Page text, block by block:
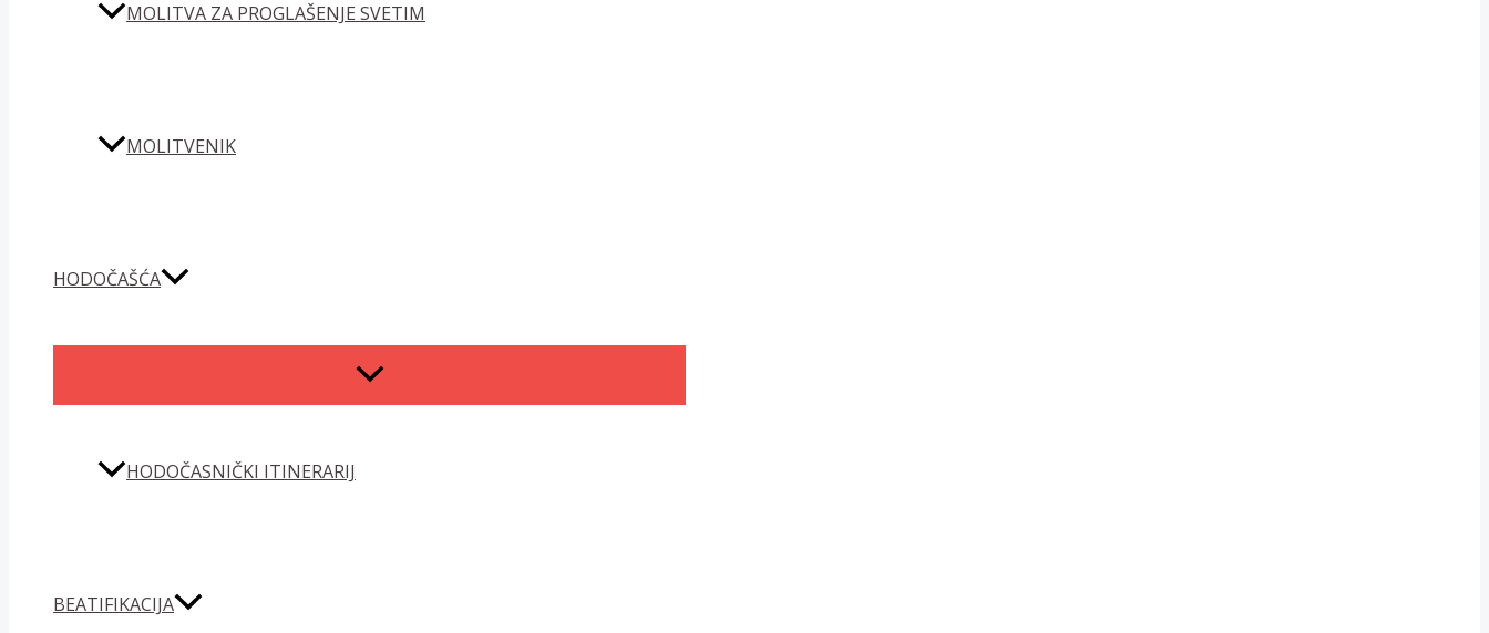
MOLITVA ZA PROGLAŠENJE SVETIM
MOLITVENIK
HODOČAŠĆA
MENU
TOGGLE
HODOČASNIČKI ITINERARIJ
BEATIFIKACIJA